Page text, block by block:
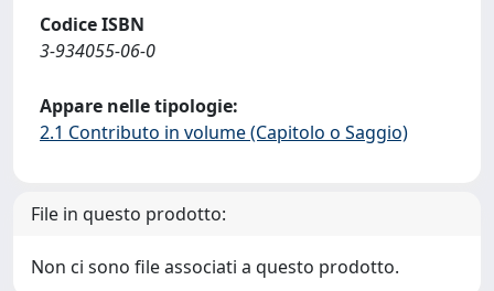
Codice ISBN
3-934055-06-0
Appare nelle tipologie:
2.1 Contributo in volume (Capitolo o Saggio)
File in questo prodotto:
Non ci sono file associati a questo prodotto.